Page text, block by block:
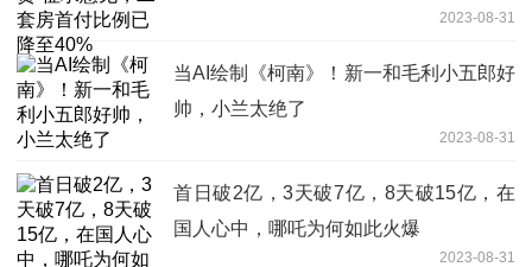
2023-08-31
当AI绘制《柯南》！新一和毛利小五郎好
帅，小兰太绝了
2023-08-31
首日破2亿，3天破7亿，8天破15亿，在
国人心中，哪吒为何如此火爆
2023-08-31